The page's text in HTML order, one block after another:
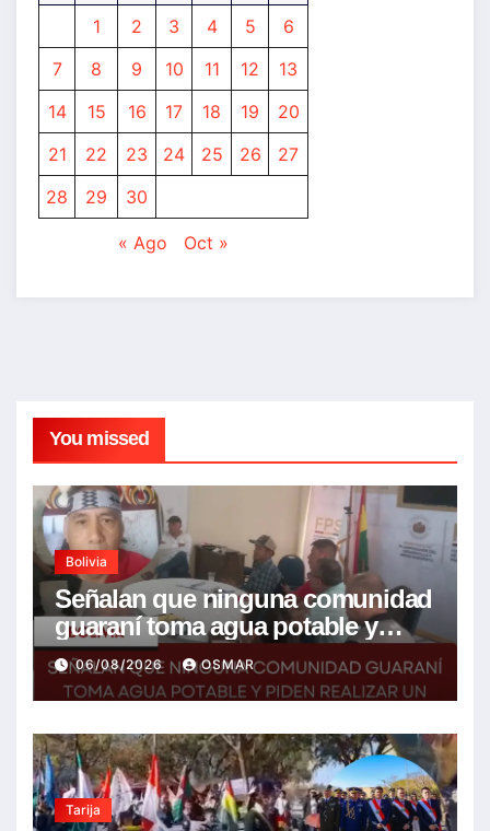
1 2 3 4 5
6
7
8 9 10 11 12
13
14
15 16 17 18 19
20
21
22 23 24 25 26
27
28
29 30
« Ago Oct »
You missed
Bolivia
Señalan que ninguna comunidad
guaraní toma agua potable y
piden realizar un Foro para
resolver la problemática
06/08/2026 OSMAR
Tarija